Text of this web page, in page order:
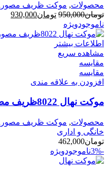
محصولات, موکت ظریف مصور
تومان950,000 قیمت
تومان950,000
تومان930,000
ناموجودویژه
اطلاعات بیشتر
مشاهده سریع
مقایسه
مقایسه
افزودن به علاقه مندی
موکت نهال 8022ظریف مصور
محصولات, موکت ظریف مصور
خانگی و اداری
تومان462,000
-3%
ناموجودویژه